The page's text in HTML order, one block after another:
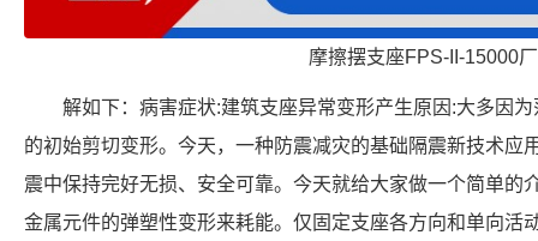
摩擦摆支座FPS-II-15000
解如下：病害症状:建筑支座异常变形产生原因:大多因
的初始剪切变形。今天，一种防震减灾的基础隔震新技术应
震中保持完好无损、安全可靠。今天就给大家做一个简单的
金属元件的弹塑性变形来耗能。仅固定支座各方向和单向活